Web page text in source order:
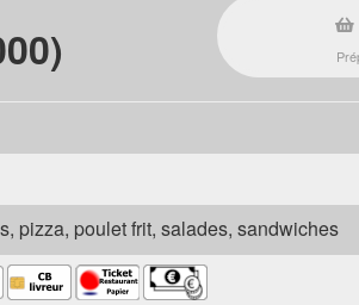
pizza, poulet frit, salades, sandwiches